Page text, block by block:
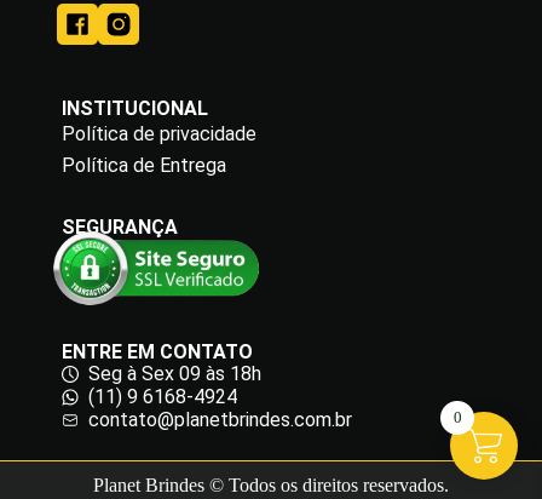
INSTITUCIONAL
Política de privacidade
Política de Entrega
SEGURANÇA
ENTRE EM CONTATO
Seg à Sex 09 às 18h
(11) 9 6168-4924
contato@planetbrindes.com.br
Planet Brindes © Todos os direitos reservados.
0